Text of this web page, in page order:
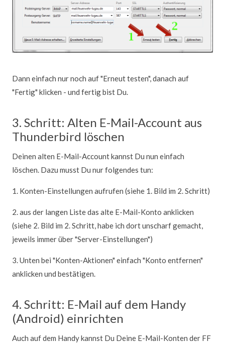
Dann einfach nur noch auf "Erneut testen", danach auf
"Fertig" klicken - und fertig bist Du.
3. Schritt: Alten E-Mail-Account aus
Thunderbird löschen
Deinen alten E-Mail-Account kannst Du nun einfach
löschen. Dazu musst Du nur folgendes tun:
1. Konten-Einstellungen aufrufen (siehe 1. Bild im 2. Schritt)
2. aus der langen Liste das alte E-Mail-Konto anklicken
(siehe 2. Bild im 2. Schritt, habe ich dort unscharf gemacht,
jeweils immer über "Server-Einstellungen")
3. Unten bei "Konten-Aktionen" einfach "Konto entfernen"
anklicken und bestätigen.
4. Schritt: E-Mail auf dem Handy
(Android) einrichten
Auch auf dem Handy kannst Du Deine E-Mail-Konten der FF